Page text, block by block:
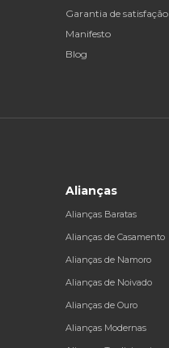
Garantia de satisfação
Manifesto
Blog
Alianças
Alianças Baratas
Alianças de Casamento
Alianças de Namoro
Alianças de Noivado
Alianças de Ouro
Alianças Modernas